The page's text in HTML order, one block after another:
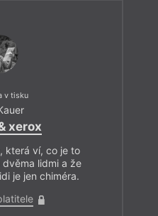
v tisku
xerox
která ví, co je to
lidmi a že
je jen chiméra.